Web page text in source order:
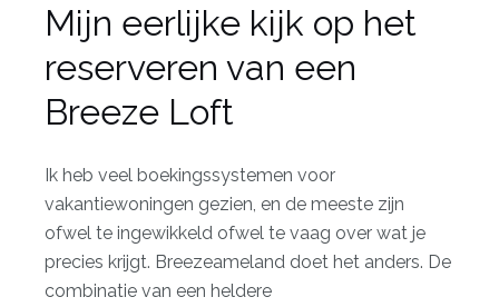
Mijn eerlijke kijk op het
reserveren van een
Breeze Loft
Ik heb veel boekingssystemen voor
vakantiewoningen gezien, en de meeste zijn
ofwel te ingewikkeld ofwel te vaag over wat je
precies krijgt. Breezeameland doet het anders. De
combinatie van een heldere